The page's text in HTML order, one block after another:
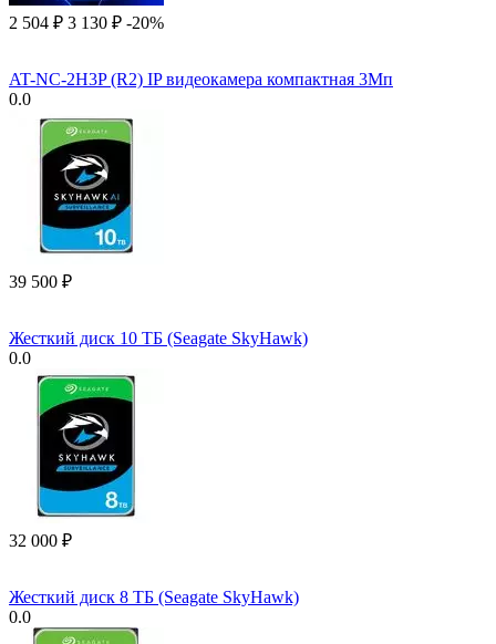
2 504 ₽ 3 130 ₽ -20%
AT-NC-2H3P (R2) IP видеокамера компактная 3Мп
0.0
39 500 ₽
Жесткий диск 10 ТБ (Seagate SkyHawk)
0.0
32 000 ₽
Жесткий диск 8 ТБ (Seagate SkyHawk)
0.0